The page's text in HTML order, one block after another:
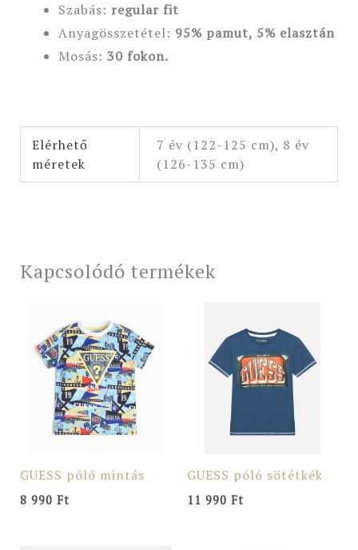
Szabás: regular fit
Anyagösszetétel: 95% pamut, 5% elasztán
Mosás: 30 fokon.
Elérhető
méretek
7 év (122-125 cm), 8 év
(126-135 cm)
Kapcsolódó termékek
GUESS póló mintás
8 990 Ft
GUESS póló sötétkék
11 990 Ft